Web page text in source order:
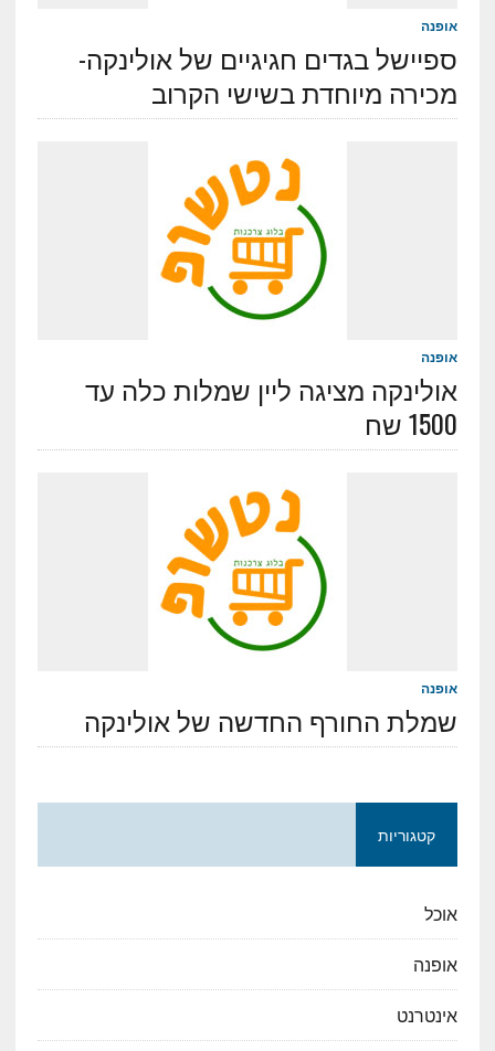
אופנה
ספיישל בגדים חגיגיים של אולינקה-
מכירה מיוחדת בשישי הקרוב
אופנה
אולינקה מציגה ליין שמלות כלה עד
1500 שח
אופנה
שמלת החורף החדשה של אולינקה
קטגוריות
אוכל
אופנה
אינטרנט